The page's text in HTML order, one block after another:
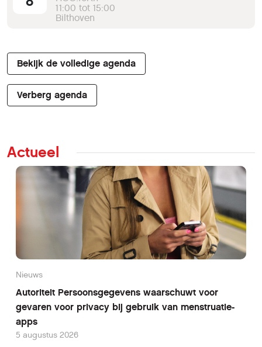
11:00 tot 15:00
Bilthoven
Bekijk de volledige agenda
Verberg agenda
Actueel
Nieuws
Autoriteit Persoonsgegevens waarschuwt voor
gevaren voor privacy bij gebruik van menstruatie-
apps
5 augustus 2026